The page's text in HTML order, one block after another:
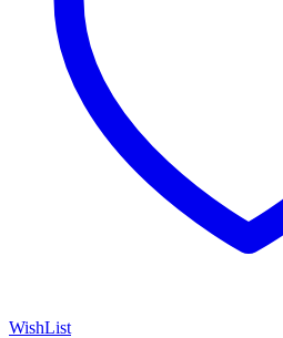
WishList